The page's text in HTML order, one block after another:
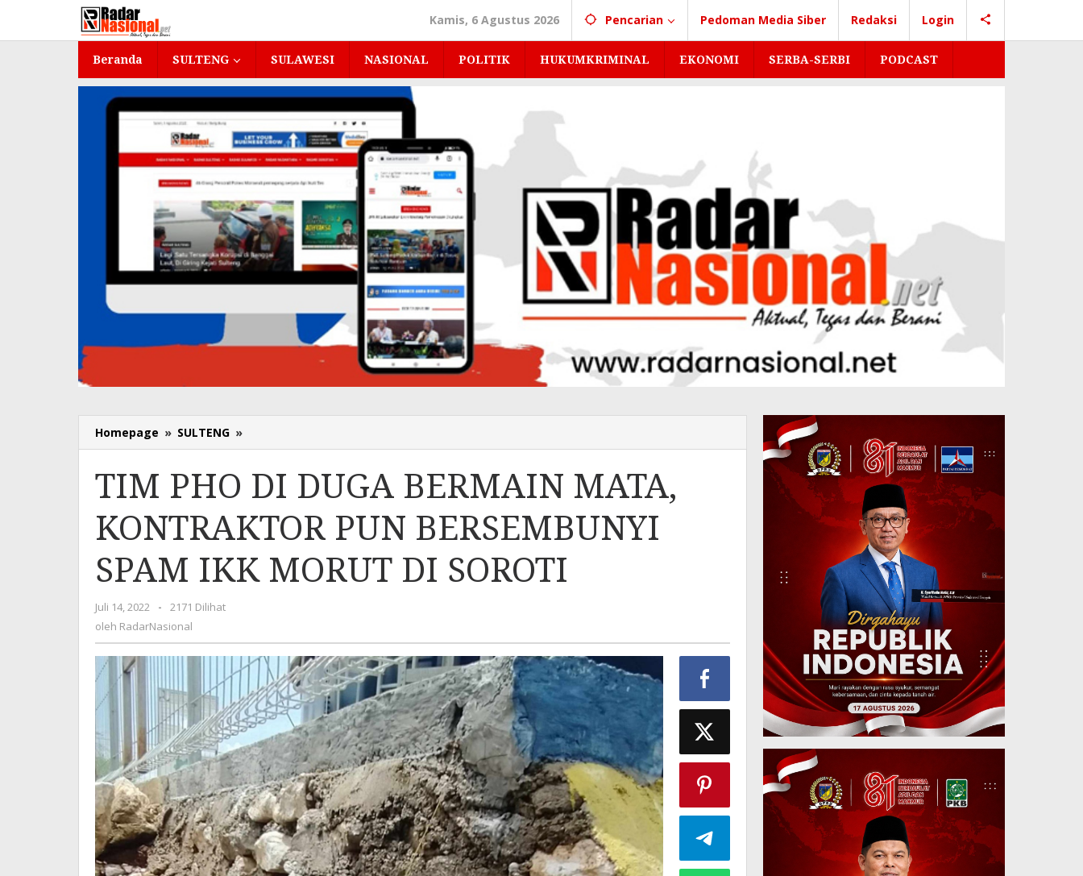
konten
Kamis, 6 Agustus 2026 Pencarian Pedoman Media Siber Redaksi Login
Beranda SULTENG SULAWESI NASIONAL POLITIK HUKUMKRIMINAL EKONOMI SERBA-SERBI PODCAST
Homepage » SULTENG »
PHO
DUGA
BERMAIN
MATA,
KONTRAKTOR
BERSEMBUNYI
SPAM
TIM PHO DI DUGA BERMAIN MATA,
KONTRAKTOR PUN BERSEMBUNYI
SPAM IKK MORUT DI SOROTI
Juli 14, 2022
oleh
RadarNasional
-
2171 Dilihat
oleh RadarNasional